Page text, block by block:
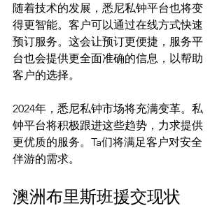
随着技术的发展，悉尼私钟平台也将变
得更智能。客户可以通过在线方式快速
预订服务。这会让预订更便捷，服务平
台也会提供更全面准确的信息，以帮助
客户的选择。
2024年，悉尼私钟市场将充满变革。私
钟平台将积极跟进这些趋势，力求提供
更优质的服务。Ta们将满足客户对安全
澳洲布里斯班援交现状